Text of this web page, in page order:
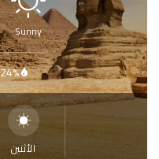
Sunny
24%
الأثنين